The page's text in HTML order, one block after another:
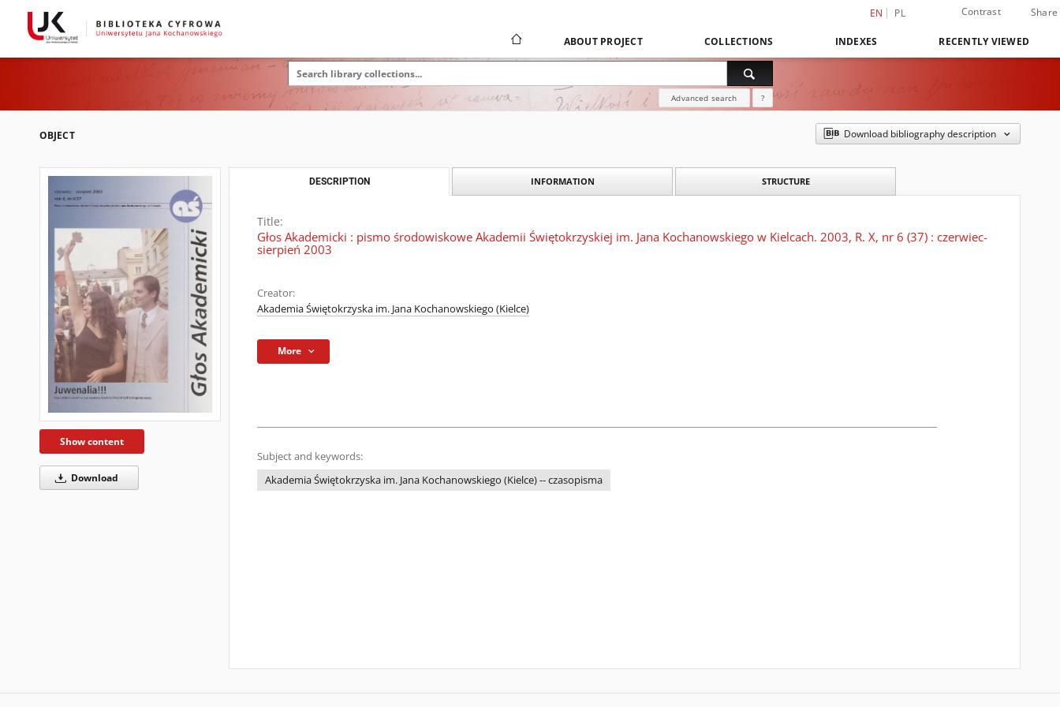
EN PL Contrast Share
ABOUT PROJECT COLLECTIONS INDEXES RECENTLY VIEWED
Advanced search ?
OBJECT Download bibliography description
Show content
Download
DESCRIPTION INFORMATION STRUCTURE
Title:
Głos Akademicki : pismo środowiskowe Akademii Świętokrzyskiej im. Jana Kochanowskiego w Kielcach. 2003, R. X, nr 6 (37) : czerwiec-
sierpień 2003
Creator:
Akademia Świętokrzyska im. Jana Kochanowskiego (Kielce)
More
Subject and keywords:
Akademia Świętokrzyska im. Jana Kochanowskiego (Kielce) -- czasopisma